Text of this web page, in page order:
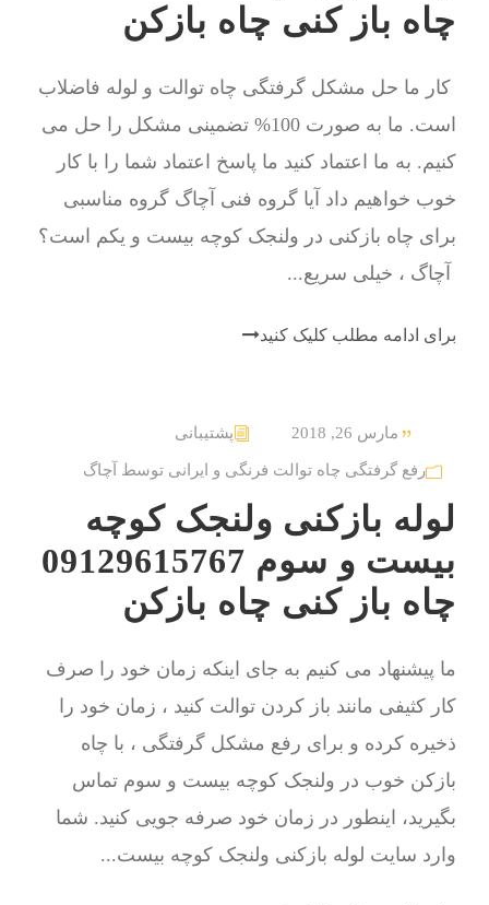
چاه باز کنی چاه بازکن
کار ما حل مشکل گرفتگی چاه توالت و لوله فاضلاب
است. ما به صورت 100% تضمینی مشکل را حل می
کنیم. به ما اعتماد کنید ما پاسخ اعتماد شما را با کار
خوب خواهیم داد آیا گروه فنی آچاگ گروه مناسبی
برای چاه بازکنی در ولنجک کوچه بیست و یکم است؟
آچاگ ، خیلی سریع...
برای ادامه مطلب کلیک کنید
مارس 26, 2018 پشتیبانی
رفع گرفتگی چاه توالت فرنگی و ایرانی توسط آچاگ
لوله بازکنی ولنجک کوچه
بیست و سوم 09129615767
چاه باز کنی چاه بازکن
ما پیشنهاد می کنیم به جای اینکه زمان خود را صرف
کار کثیفی مانند باز کردن توالت کنید ، زمان خود را
ذخیره کرده و برای رفع مشکل گرفتگی ، با چاه
بازکن خوب در ولنجک کوچه بیست و سوم تماس
بگیرید، اینطور در زمان خود صرفه جویی کنید. شما
وارد سایت لوله بازکنی ولنجک کوچه بیست...